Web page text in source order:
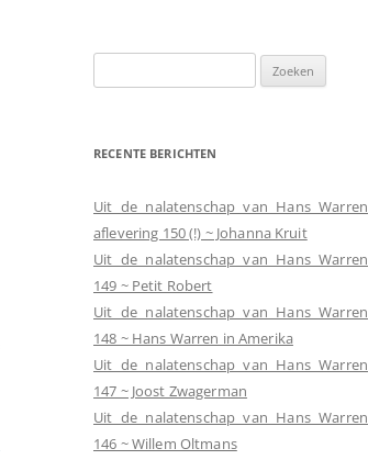
naar:
RECENTE BERICHTEN
Uit de nalatenschap van Hans Warren
aflevering 150 (!) ~ Johanna Kruit
Uit de nalatenschap van Hans Warren
149 ~ Petit Robert
Uit de nalatenschap van Hans Warren
148 ~ Hans Warren in Amerika
Uit de nalatenschap van Hans Warren
147 ~ Joost Zwagerman
Uit de nalatenschap van Hans Warren
146 ~ Willem Oltmans